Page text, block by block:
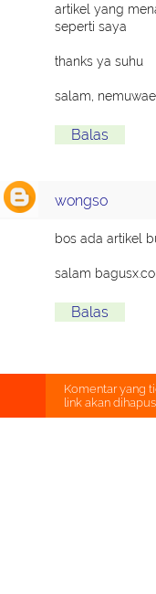
artikel yang
seperti saya
thanks ya suhu
salam,
Balas
wongso
bos ada artikel
salam
Balas
Komentar yang
link akan dihapus